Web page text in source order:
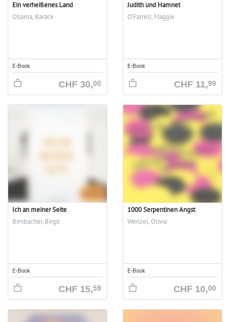
Ein verheißenes Land
Obama, Barack
E-Book
CHF 30,00
Judith und Hamnet
O'Farrell, Maggie
E-Book
CHF 11,99
Ich an meiner Seite
Birnbacher, Birgit
E-Book
CHF 15,59
1000 Serpentinen Angst
Wenzel, Olivia
E-Book
CHF 10,00